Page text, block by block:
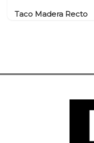
Taco Madera Recto